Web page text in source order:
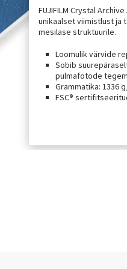
FUJIFILM Crystal
unikaalset viimistlust ja
mesilase struktuurile.
Loomulik värvide
Sobib
pulmafotode
Grammatika: 1336
FSC®